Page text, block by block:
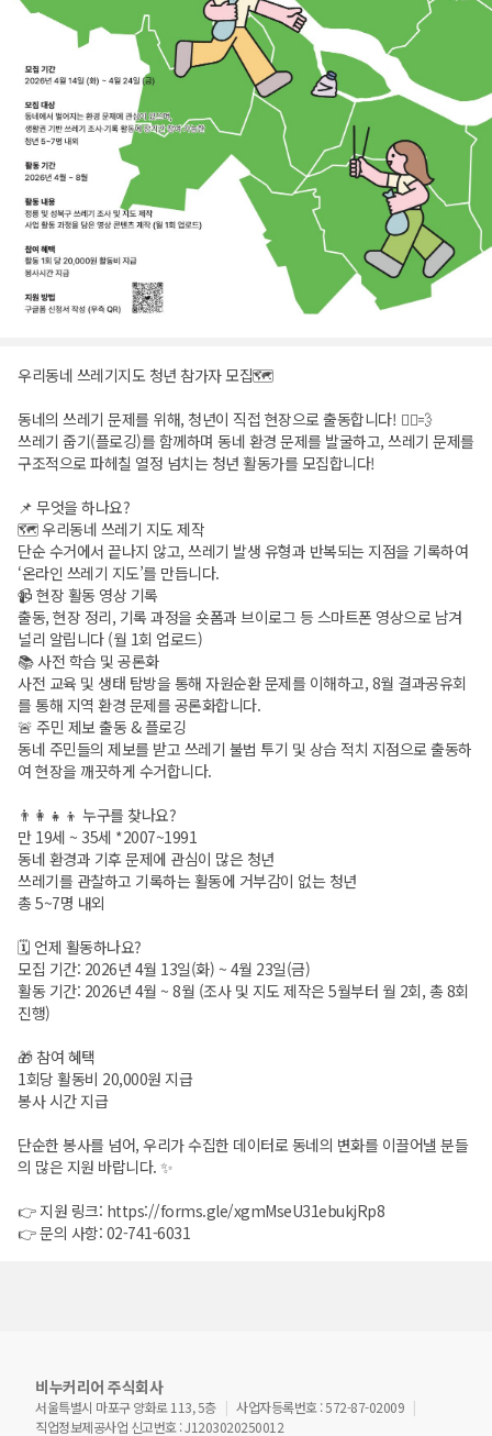
우리동네 쓰레기지도 청년 참가자 모집🗺️
동네의 쓰레기 문제를 위해, 청년이 직접 현장으로 출동합니다! 🏃‍♂️💨
쓰레기 줍기(플로깅)를 함께하며 동네 환경 문제를 발굴하고, 쓰레기 문제를
구조적으로 파헤칠 열정 넘치는 청년 활동가를 모집합니다!
📌 무엇을 하나요?
🗺️ 우리동네 쓰레기 지도 제작
단순 수거에서 끝나지 않고, 쓰레기 발생 유형과 반복되는 지점을 기록하여
‘온라인 쓰레기 지도’를 만듭니다.
📹 현장 활동 영상 기록
출동, 현장 정리, 기록 과정을 숏폼과 브이로그 등 스마트폰 영상으로 남겨
널리 알립니다 (월 1회 업로드)
📚 사전 학습 및 공론화
사전 교육 및 생태 탐방을 통해 자원순환 문제를 이해하고, 8월 결과공유회
를 통해 지역 환경 문제를 공론화합니다.
🚨 주민 제보 출동 & 플로깅
동네 주민들의 제보를 받고 쓰레기 불법 투기 및 상습 적치 지점으로 출동하
여 현장을 깨끗하게 수거합니다.
👨‍👩‍👧‍👦 누구를 찾나요?
만 19세 ~ 35세 *2007~1991
동네 환경과 기후 문제에 관심이 많은 청년
쓰레기를 관찰하고 기록하는 활동에 거부감이 없는 청년
총 5~7명 내외
🗓️ 언제 활동하나요?
모집 기간: 2026년 4월 13일(화) ~ 4월 23일(금)
활동 기간: 2026년 4월 ~ 8월 (조사 및 지도 제작은 5월부터 월 2회, 총 8회
진행)
🎁 참여 혜택
1회당 활동비 20,000원 지급
봉사 시간 지급
단순한 봉사를 넘어, 우리가 수집한 데이터로 동네의 변화를 이끌어낼 분들
의 많은 지원 바랍니다. ✨
👉 지원 링크: https://forms.gle/xgmMseU31ebukjRp8
👉 문의 사항: 02-741-6031
비누커리어 주식회사
서울특별시 마포구 양화로 113, 5층
사업자등록번호 : 572-87-02009
직업정보제공사업 신고번호 : J1203020250012